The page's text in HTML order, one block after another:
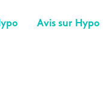
Avis sur Hypo